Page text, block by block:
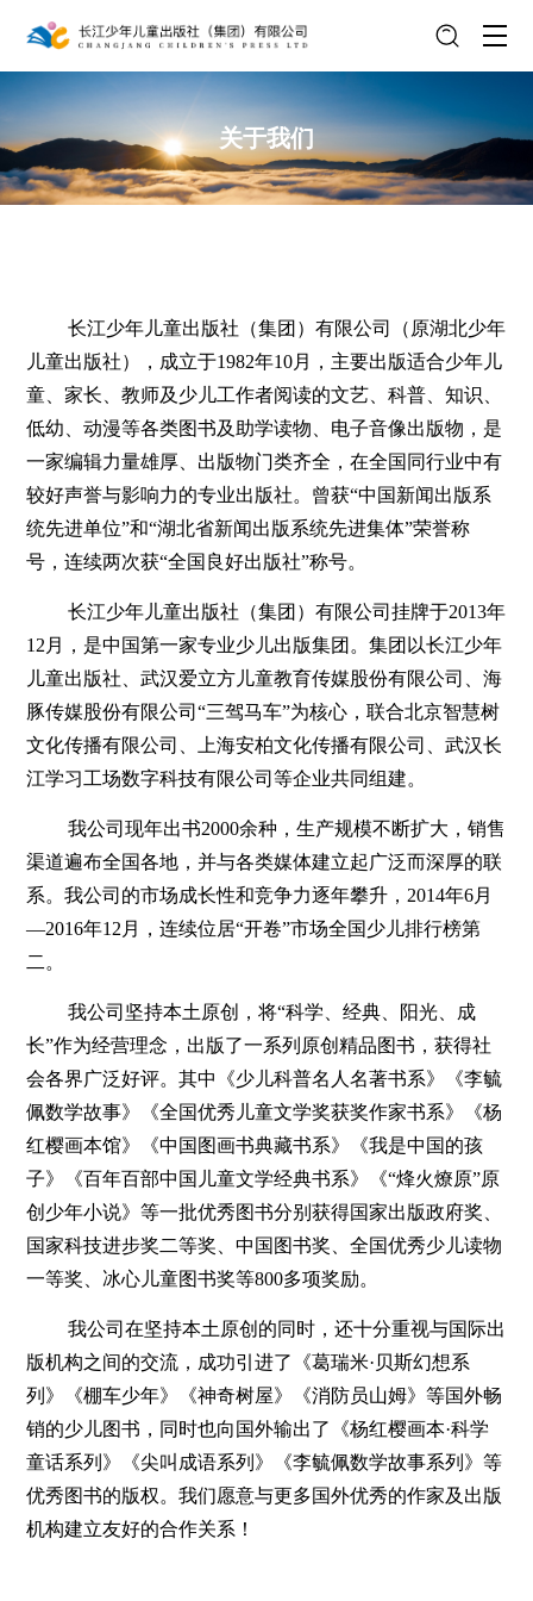
关于我们
长江少年儿童出版社（集团）有限公司（原湖北少年
儿童出版社），成立于1982年10月，主要出版适合少年儿
童、家长、教师及少儿工作者阅读的文艺、科普、知识、
低幼、动漫等各类图书及助学读物、电子音像出版物，是
一家编辑力量雄厚、出版物门类齐全，在全国同行业中有
较好声誉与影响力的专业出版社。曾获“中国新闻出版系
统先进单位”和“湖北省新闻出版系统先进集体”荣誉称
号，连续两次获“全国良好出版社”称号。
长江少年儿童出版社（集团）有限公司挂牌于2013年
12月，是中国第一家专业少儿出版集团。集团以长江少年
儿童出版社、武汉爱立方儿童教育传媒股份有限公司、海
豚传媒股份有限公司“三驾马车”为核心，联合北京智慧树
文化传播有限公司、上海安柏文化传播有限公司、武汉长
江学习工场数字科技有限公司等企业共同组建。
我公司现年出书2000余种，生产规模不断扩大，销售
渠道遍布全国各地，并与各类媒体建立起广泛而深厚的联
系。我公司的市场成长性和竞争力逐年攀升，2014年6月
—2016年12月，连续位居“开卷”市场全国少儿排行榜第
二。
我公司坚持本土原创，将“科学、经典、阳光、成
长”作为经营理念，出版了一系列原创精品图书，获得社
会各界广泛好评。其中《少儿科普名人名著书系》《李毓
佩数学故事》《全国优秀儿童文学奖获奖作家书系》《杨
红樱画本馆》《中国图画书典藏书系》《我是中国的孩
子》《百年百部中国儿童文学经典书系》《“烽火燎原”原
创少年小说》等一批优秀图书分别获得国家出版政府奖、
国家科技进步奖二等奖、中国图书奖、全国优秀少儿读物
一等奖、冰心儿童图书奖等800多项奖励。
我公司在坚持本土原创的同时，还十分重视与国际出
版机构之间的交流，成功引进了《葛瑞米·贝斯幻想系
列》《棚车少年》《神奇树屋》《消防员山姆》等国外畅
销的少儿图书，同时也向国外输出了《杨红樱画本·科学
童话系列》《尖叫成语系列》《李毓佩数学故事系列》等
优秀图书的版权。我们愿意与更多国外优秀的作家及出版
机构建立友好的合作关系！